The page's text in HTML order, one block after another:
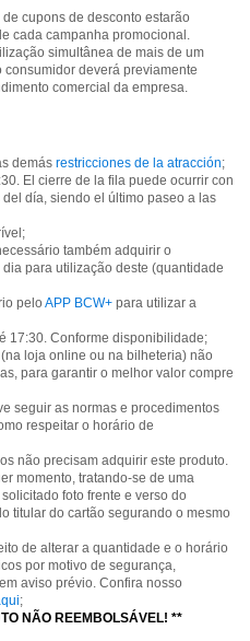
cupons de desconto estarão
cada campanha promocional.
simultânea de mais de um
deverá previamente
comercial da empresa.
demás restricciones de la atracción;
El cierre de la fila puede ocurrir con
día, siendo el último paseo a las
também adquirir o
para utilização deste (quantidade
pelo APP BCW+ para utilizar a
17:30. Conforme disponibilidade;
loja online ou na bilheteria) não
para garantir o melhor valor compre
seguir as normas e procedimentos
respeitar o horário de
não precisam adquirir este produto.
momento, tratando-se de uma
foto frente e verso do
titular do cartão segurando o mesmo
de alterar a quantidade e o horário
por motivo de segurança,
aviso prévio. Confira nosso
;
NÃO REEMBOLSÁVEL! **